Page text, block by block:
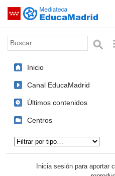
Saltar navegación
Palabra o frase:
Inicio
Canal EducaMadrid
Últimos contenidos
Centros
Inicia sesión para aportar